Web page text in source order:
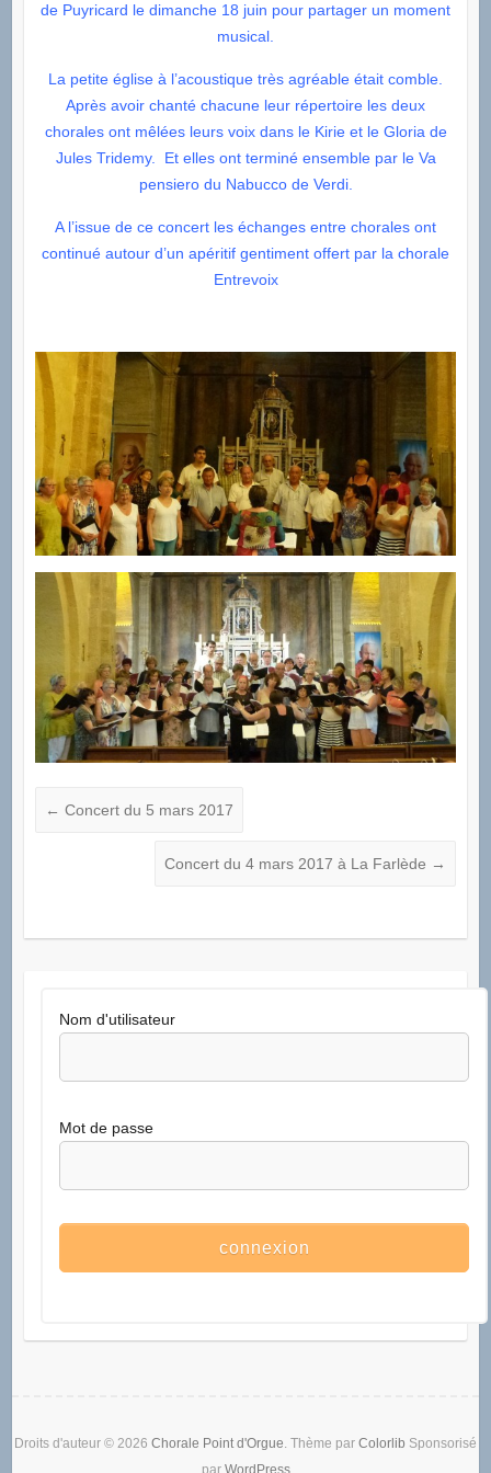
de Puyricard le dimanche 18 juin pour partager un moment
musical.
La petite église à l’acoustique très agréable était comble.
Après avoir chanté chacune leur répertoire les deux
chorales ont mêlées leurs voix dans le Kirie et le Gloria de
Jules Tridemy. Et elles ont terminé ensemble par le Va
pensiero du Nabucco de Verdi.
A l’issue de ce concert les échanges entre chorales ont
continué autour d’un apéritif gentiment offert par la chorale
Entrevoix
← Concert du 5 mars 2017
Concert du 4 mars 2017 à La Farlède →
Nom d'utilisateur
Mot de passe
Droits d'auteur © 2026 Chorale Point d'Orgue . Thème par Colorlib Sponsorisé
par WordPress